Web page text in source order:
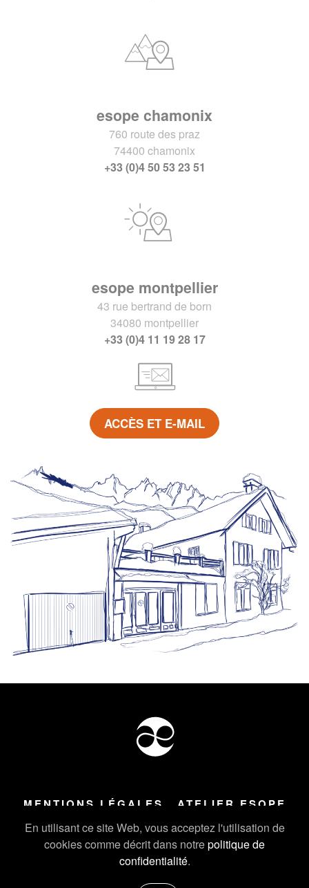
En utilisant ce site Web, vous acceptez l'utilisation de
cookies comme décrit dans notrepolitique de
confidentialité.
esope chamonix
760 route des praz
74400 chamonix
+33 (0)4 50 53 23 51
esope montpellier
43 rue bertrand de born
34080 montpellier
+33 (0)4 11 19 28 17
ACCÈS ET E-MAIL
MENTIONS LÉGALES ATELIER ESOPE